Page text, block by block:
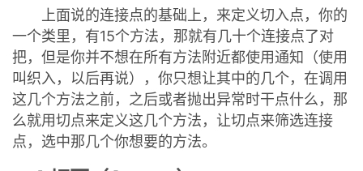
上面说的连接点的基础上，来定义切入点，你的
一个类里，有15个方法，那就有几十个连接点了对
把，但是你并不想在所有方法附近都使用通知（使用
叫织入，以后再说），你只想让其中的几个，在调用
这几个方法之前，之后或者抛出异常时干点什么，那
么就用切点来定义这几个方法，让切点来筛选连接
点，选中那几个你想要的方法。